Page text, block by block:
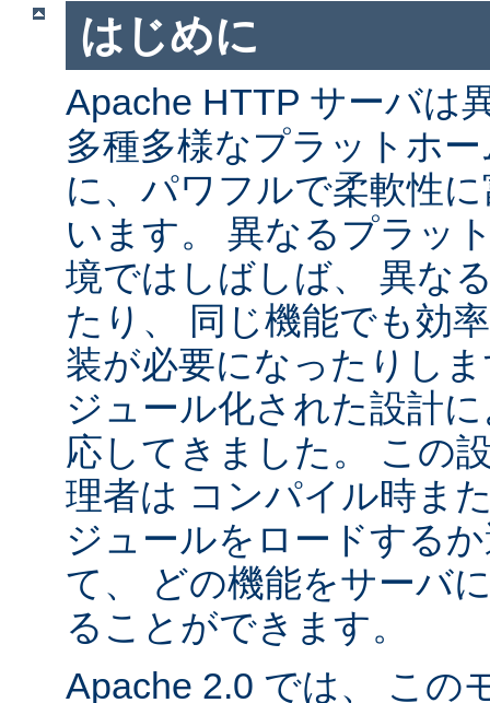
はじめに
Apache HTTP サーバは
多種多様なプラットホ
に、パワフルで柔軟性
います。 異なるプラッ
境ではしばしば、 異な
たり、 同じ機能でも効
装が必要になったりし
ジュール化された設計
応してきました。 この
理者は コンパイル時ま
ジュールをロードする
て、 どの機能をサーバ
ることができます。
Apache 2.0 では、 この